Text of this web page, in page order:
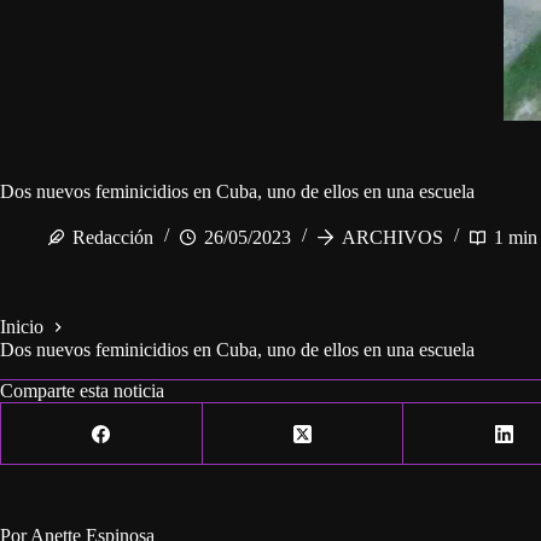
Dos nuevos feminicidios en Cuba, uno de ellos en una escuela
Redacción 26/05/2023 ARCHIVOS 1 min
Inicio
Dos nuevos feminicidios en Cuba, uno de ellos en una escuela
Comparte esta noticia
Por Anette Espinosa